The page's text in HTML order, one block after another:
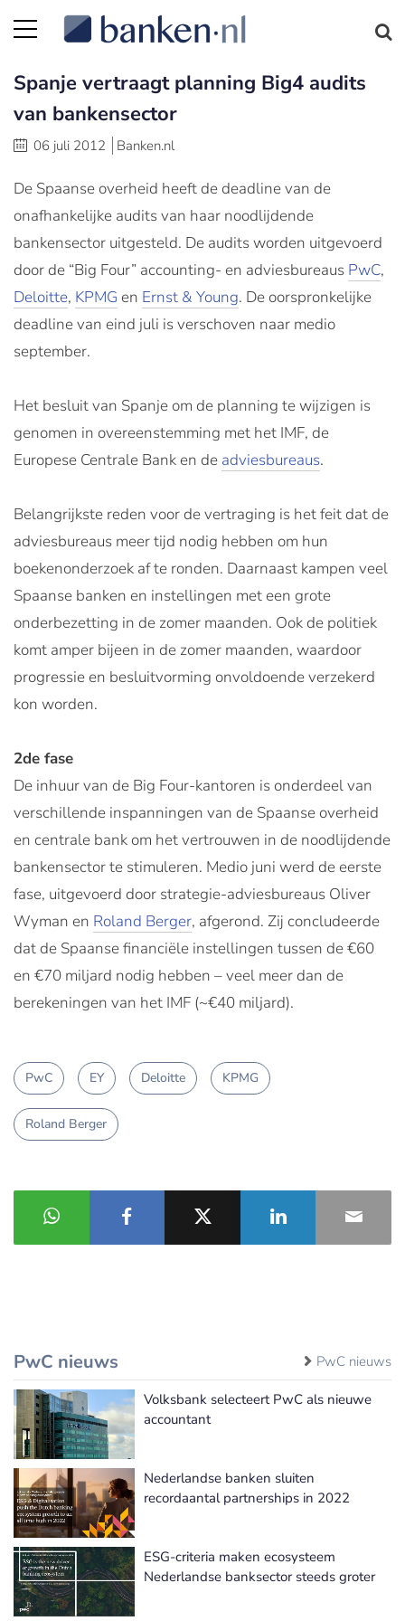
Spanje vertraagt planning Big4 audits
van bankensector
06 juli 2012 Banken.nl
De Spaanse overheid heeft de deadline van de
onafhankelijke audits van haar noodlijdende
bankensector uitgesteld. De audits worden uitgevoerd
door de “Big Four” accounting- en adviesbureaus PwC,
Deloitte, KPMG en Ernst & Young. De oorspronkelijke
deadline van eind juli is verschoven naar medio
september.
Het besluit van Spanje om de planning te wijzigen is
genomen in overeenstemming met het IMF, de
Europese Centrale Bank en de adviesbureaus.
Belangrijkste reden voor de vertraging is het feit dat de
adviesbureaus meer tijd nodig hebben om hun
boekenonderzoek af te ronden. Daarnaast kampen veel
Spaanse banken en instellingen met een grote
onderbezetting in de zomer maanden. Ook de politiek
komt amper bijeen in de zomer maanden, waardoor
progressie en besluitvorming onvoldoende verzekerd
kon worden.
2de fase
De inhuur van de Big Four-kantoren is onderdeel van
verschillende inspanningen van de Spaanse overheid
en centrale bank om het vertrouwen in de noodlijdende
bankensector te stimuleren. Medio juni werd de eerste
fase, uitgevoerd door strategie-adviesbureaus Oliver
Wyman en Roland Berger, afgerond. Zij concludeerde
dat de Spaanse financiële instellingen tussen de €60
en €70 miljard nodig hebben – veel meer dan de
berekeningen van het IMF (~€40 miljard).
PwC EY Deloitte KPMG
Roland Berger
PwC nieuws PwC nieuws
Volksbank selecteert PwC als nieuwe
accountant
Nederlandse banken sluiten
recordaantal partnerships in 2022
ESG-criteria maken ecosysteem
Nederlandse banksector steeds groter